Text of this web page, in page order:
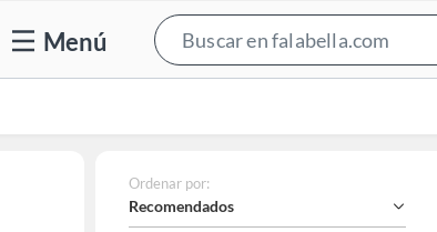
Menú
Ordenar por:
Recomendados